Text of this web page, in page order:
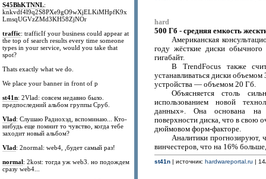
S45BhKTNNL:
knkvdf4l9q2S8PXe9gO9wXjELKiMHpfK9x
LmsqUGVzZMd3KH58ZjNOr
traffic: trafficIf your business could appear at
the top of search results every time someone
types in your service, would you take that
spot?
Thats exactly what we do.
We place your banner in front of p
st41n: 2Vlad: совсем недавно было.
предпоследний альбом группы Сруб.
Vlad: Слушаю Радиохэд, вспоминаю... Кто-
нибудь еще помнит то чувство, когда тебе
заходит новый альбом?
Vlad: 2normal: web4, ,будет самый раз!
normal: 2kost: тогда уж web3. но подождем
сразу web4...
hard
500 Гб - средняя емкость
Американская
году жёсткие диски обычного
гигабайт.
В TrendFocus также
устанавливаться диски
устройства — объемом 20 Гб.
Объясняется столь
использованием новой
данных». Она основана на
поверхности диска, что в свою
дюймовом форм-факторе.
Аналитики прогнозируют,
винчестеров, что на 16%
st41n| источник: hardwareportal.ru |